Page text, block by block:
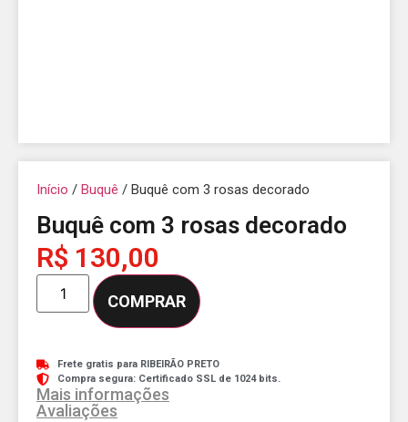
Início / Buquê / Buquê com 3 rosas decorado
Buquê com 3 rosas decorado
R$ 130,00
COMPRAR
Frete gratis para RIBEIRÃO PRETO
Compra segura: Certificado SSL de 1024 bits.
Mais informações
Avaliações